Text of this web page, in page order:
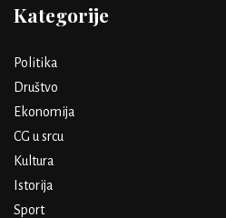
Kategorije
Politika
Društvo
Ekonomija
CG u srcu
Kultura
Istorija
Sport